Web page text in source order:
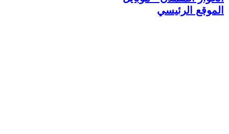
الموقع الرئيسي